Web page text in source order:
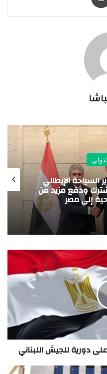
هيئة الدواء
مجلس
دورية للجيش اللبناني